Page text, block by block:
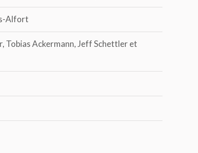
Alfort
Tobias Ackermann, Jeff Schettler et